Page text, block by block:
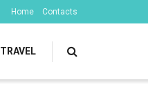
Home Contacts
TRAVEL